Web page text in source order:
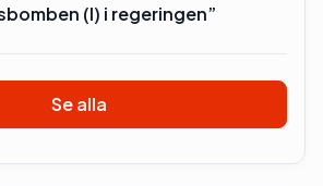
(l) i regeringen”
Se alla